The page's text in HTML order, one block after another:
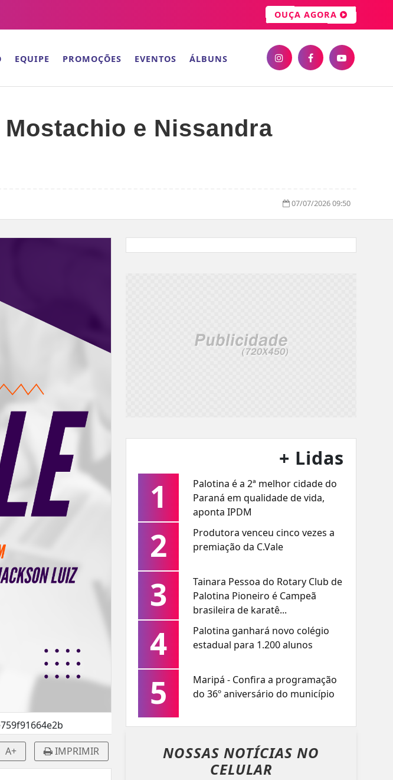
OUÇA AGORA
EQUIPE PROMOÇÕES EVENTOS ÁLBUNS
e Nissandra
07/07/2026 09:50
A+ IMPRIMIR
+ Lidas
1
Palotina é a 2ª melhor cidade do
Paraná em qualidade de vida,
aponta IPDM
2
Produtora venceu cinco vezes a
premiação da C.Vale
3
Tainara Pessoa do Rotary Club de
Palotina Pioneiro é Campeã
brasileira de karatê...
4
Palotina ganhará novo colégio
estadual para 1.200 alunos
5
Maripá - Confira a programação
do 36º aniversário do município
NOSSAS NOTÍCIASNO
CELULAR